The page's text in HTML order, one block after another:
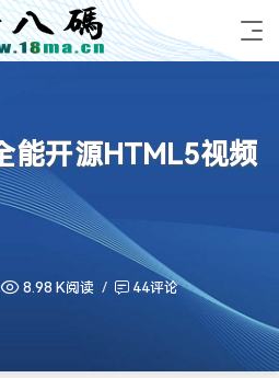
能开源HTML5视频
8.98 K阅读 44评论